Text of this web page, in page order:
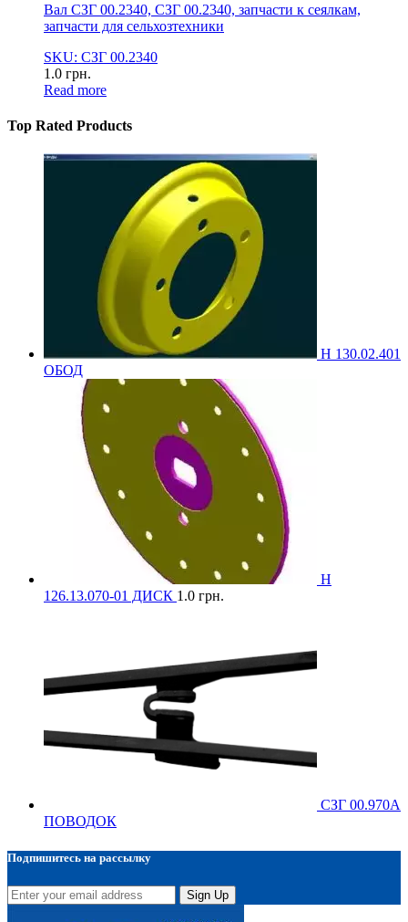
Вал СЗГ 00.2340, СЗГ 00.2340, запчасти к сеялкам,
запчасти для сельхозтехники
SKU: СЗГ 00.2340
1.0 грн.
Read more
Top Rated Products
Н 130.02.401
ОБОД
Н
126.13.070-01 ДИСК 1.0 грн.
СЗГ 00.970А
ПОВОДОК
Подпишитесь на рассылку
Sign Up